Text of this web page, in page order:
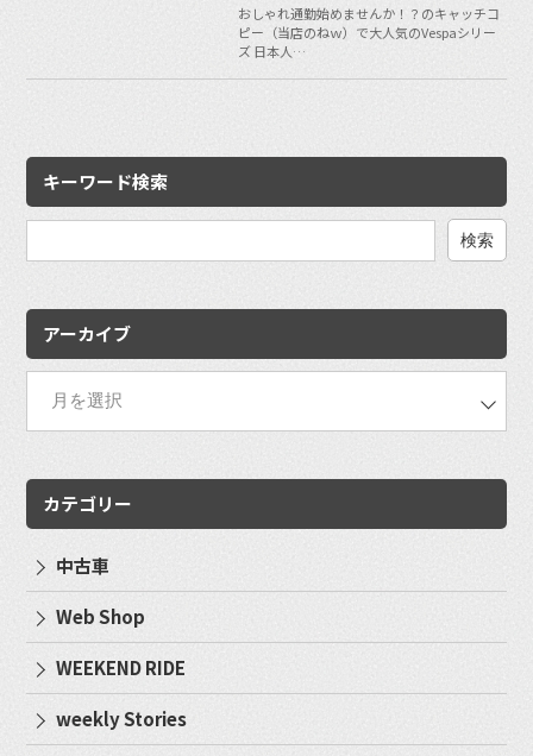
おしゃれ通勤始めませんか！？のキャッチコ
ピー（当店のねｗ）で大人気のVespaシリー
ズ 日本人…
キーワード検索
アーカイブ
カテゴリー
中古車
Web Shop
WEEKEND RIDE
weekly Stories